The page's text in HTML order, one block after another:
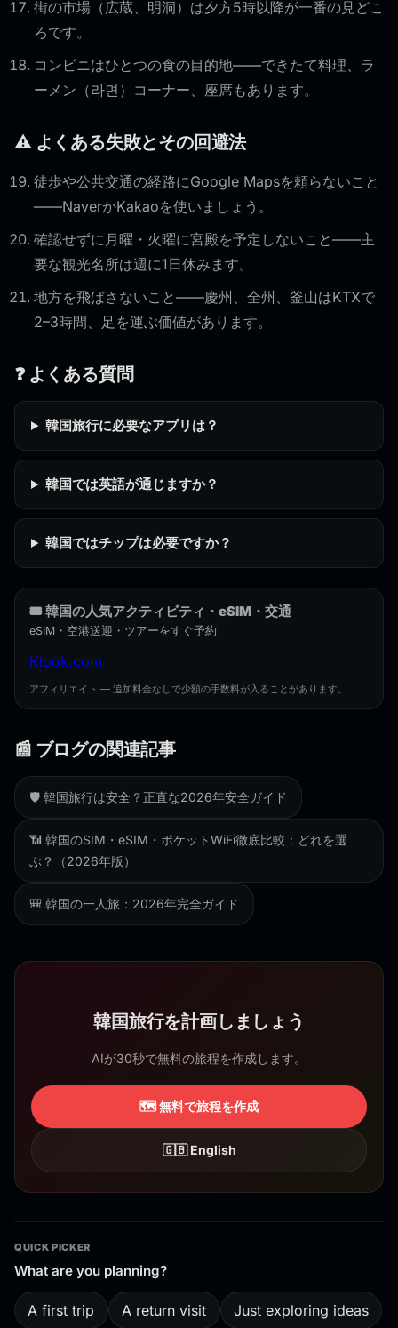
街の市場（広蔵、明洞）は夕方5時以降が一番の見どこ
ろです。
コンビニはひとつの食の目的地——できたて料理、ラ
ーメン（라면）コーナー、座席もあります。
⚠️ よくある失敗とその回避法
徒歩や公共交通の経路にGoogle Mapsを頼らないこと
——NaverかKakaoを使いましょう。
確認せずに月曜・火曜に宮殿を予定しないこと——主
要な観光名所は週に1日休みます。
地方を飛ばさないこと——慶州、全州、釜山はKTXで
2–3時間、足を運ぶ価値があります。
❓ よくある質問
韓国旅行に必要なアプリは？
韓国では英語が通じますか？
韓国ではチップは必要ですか？
🎟️ 韓国の人気アクティビティ・eSIM・交通
eSIM・空港送迎・ツアーをすぐ予約
Klook.com
アフィリエイト — 追加料金なしで少額の手数料が入ることがあります。
📰 ブログの関連記事
🛡️ 韓国旅行は安全？正直な2026年安全ガイド
📶 韓国のSIM・eSIM・ポケットWiFi徹底比較：どれを選
ぶ？（2026年版）
🎒 韓国の一人旅：2026年完全ガイド
韓国旅行を計画しましょう
AIが30秒で無料の旅程を作成します。
🗺️ 無料で旅程を作成
🇬🇧 English
QUICK PICKER
What are you planning?
A first trip A return visit Just exploring ideas